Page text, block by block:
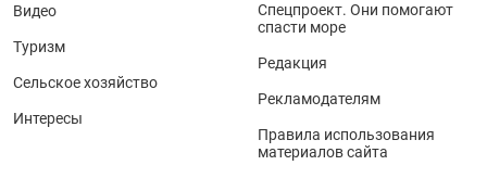
Видео
Туризм
Сельское хозяйство
Интересы
Спецпроект. Они помогают
спасти море
Редакция
Рекламодателям
Правила использования
материалов сайта